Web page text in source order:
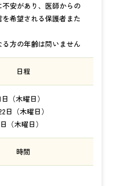
安があり、医師からの
希望される保護者また
方の年齢は問いません
日程
（木曜日）
日（木曜日）
（木曜日）
時間